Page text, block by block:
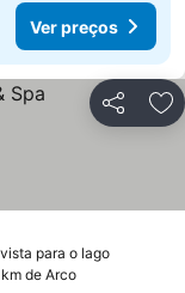
Ver preços
Partilhar
para o lago
de Arco